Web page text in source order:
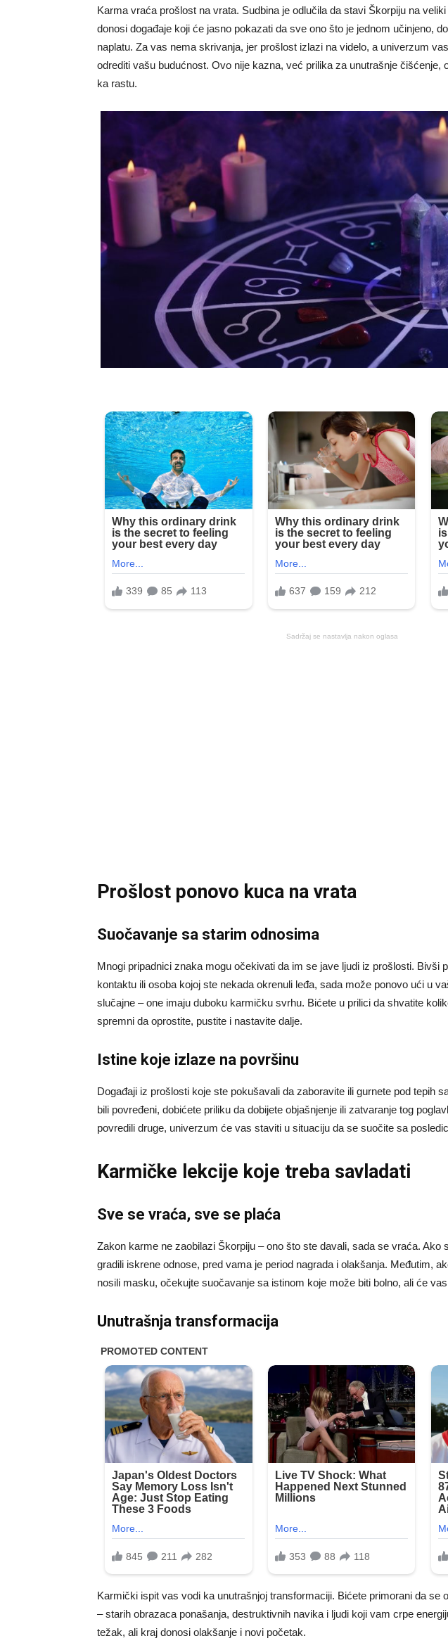
Karma vraća prošlost na vrata. Sudbina je odlučila da stavi Škorpiju na
donosi događaje koji će jasno pokazati da sve ono što je jednom učinjeno,
naplatu. Za vas nema skrivanja, jer prošlost izlazi na videlo, a univerzum
odrediti vašu budućnost. Ovo nije kazna, već prilika za unutrašnje čišćenje,
ka rastu.
Sadržaj se nastavlja nakon oglasa
Prošlost ponovo kuca na vrata
Suočavanje sa starim odnosima
Mnogi pripadnici znaka mogu očekivati da im se jave ljudi iz prošlosti. Bivši
kontaktu ili osoba kojoj ste nekada okrenuli leđa, sada može ponovo ući u
slučajne – one imaju duboku karmičku svrhu. Bićete u prilici da shvatite
spremni da oprostite, pustite i nastavite dalje.
Istine koje izlaze na površinu
Događaji iz prošlosti koje ste pokušavali da zaboravite ili gurnete pod tepih
bili povređeni, dobićete priliku da dobijete objašnjenje ili zatvaranje tog
povredili druge, univerzum će vas staviti u situaciju da se suočite sa
Karmičke lekcije koje treba savladati
Sve se vraća, sve se plaća
Zakon karme ne zaobilazi Škorpiju – ono što ste davali, sada se vraća. Ako
gradili iskrene odnose, pred vama je period nagrada i olakšanja. Međutim,
nosili masku, očekujte suočavanje sa istinom koje može biti bolno, ali će
Unutrašnja transformacija
Karmički ispit vas vodi ka unutrašnjoj transformaciji. Bićete primorani da se
– starih obrazaca ponašanja, destruktivnih navika i ljudi koji vam crpe
težak, ali kraj donosi olakšanje i novi početak.